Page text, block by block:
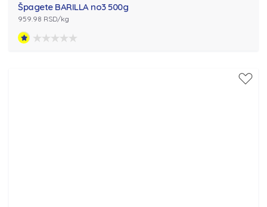
Špagete BARILLA no3 500g
959.98 RSD/kg